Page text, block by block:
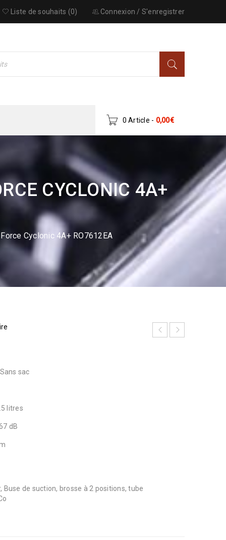
Connexion / S'enregistrer
Liste de souhaits (0)
0 Article - 0,00€
CYCLONIC 4A+
Cyclonic 4A+ RO7612EA
sac
litres
dB
Buse de suction, brosse à 2 positions, tube